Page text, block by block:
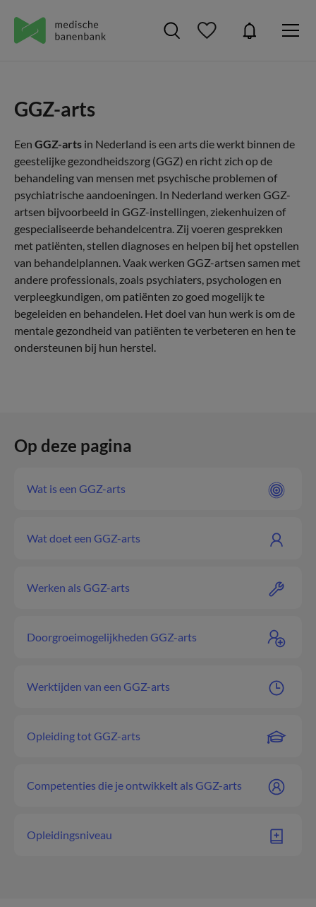
GGZ-arts
Een GGZ-arts in Nederland is een arts die werkt binnen de
geestelijke gezondheidszorg (GGZ) en richt zich op de
behandeling van mensen met psychische problemen of
psychiatrische aandoeningen. In Nederland werken GGZ-
artsen bijvoorbeeld in GGZ-instellingen, ziekenhuizen of
gespecialiseerde behandelcentra. Zij voeren gesprekken
met patiënten, stellen diagnoses en helpen bij het opstellen
van behandelplannen. Vaak werken GGZ-artsen samen met
andere professionals, zoals psychiaters, psychologen en
verpleegkundigen, om patiënten zo goed mogelijk te
begeleiden en behandelen. Het doel van hun werk is om de
mentale gezondheid van patiënten te verbeteren en hen te
ondersteunen bij hun herstel.
Op deze pagina
Wat is een GGZ-arts
Wat doet een GGZ-arts
Werken als GGZ-arts
Doorgroeimogelijkheden GGZ-arts
Werktijden van een GGZ-arts
Opleiding tot GGZ-arts
Competenties die je ontwikkelt als GGZ-arts
Opleidingsniveau